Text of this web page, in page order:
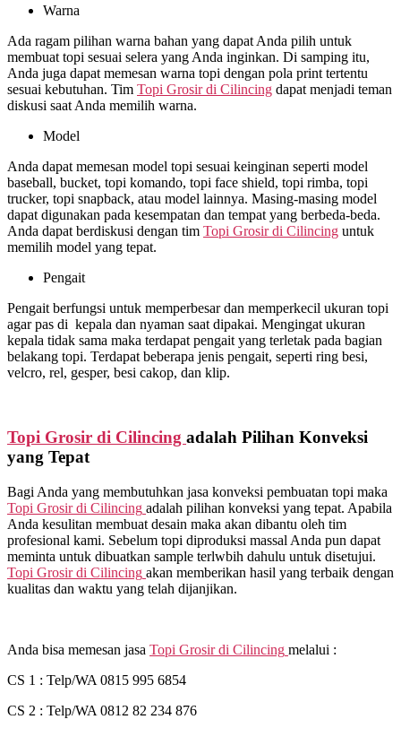
Warna
Ada ragam pilihan warna bahan yang dapat Anda pilih untuk
membuat topi sesuai selera yang Anda inginkan. Di samping itu,
Anda juga dapat memesan warna topi dengan pola print tertentu
sesuai kebutuhan. Tim Topi Grosir di Cilincing dapat menjadi teman
diskusi saat Anda memilih warna.
Model
Anda dapat memesan model topi sesuai keinginan seperti model
baseball, bucket, topi komando, topi face shield, topi rimba, topi
trucker, topi snapback, atau model lainnya. Masing-masing model
dapat digunakan pada kesempatan dan tempat yang berbeda-beda.
Anda dapat berdiskusi dengan tim Topi Grosir di Cilincing untuk
memilih model yang tepat.
Pengait
Pengait berfungsi untuk memperbesar dan memperkecil ukuran topi
agar pas di kepala dan nyaman saat dipakai. Mengingat ukuran
kepala tidak sama maka terdapat pengait yang terletak pada bagian
belakang topi. Terdapat beberapa jenis pengait, seperti ring besi,
velcro, rel, gesper, besi cakop, dan klip.
Topi Grosir di Cilincing adalah Pilihan Konveksi
yang Tepat
Bagi Anda yang membutuhkan jasa konveksi pembuatan topi maka
Topi Grosir di Cilincing adalah pilihan konveksi yang tepat. Apabila
Anda kesulitan membuat desain maka akan dibantu oleh tim
profesional kami. Sebelum topi diproduksi massal Anda pun dapat
meminta untuk dibuatkan sample terlwbih dahulu untuk disetujui.
Topi Grosir di Cilincing akan memberikan hasil yang terbaik dengan
kualitas dan waktu yang telah dijanjikan.
Anda bisa memesan jasa Topi Grosir di Cilincing melalui :
CS 1 : Telp/WA 0815 995 6854
CS 2 : Telp/WA 0812 82 234 876